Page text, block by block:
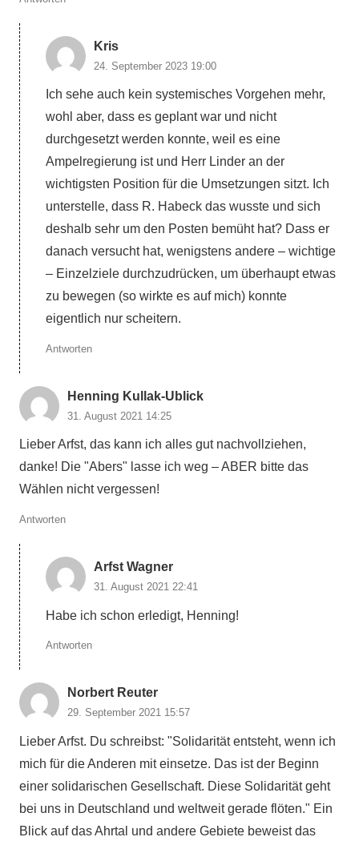
Kris
24. September 2023 19:00
Ich sehe auch kein systemisches Vorgehen mehr,
wohl aber, dass es geplant war und nicht
durchgesetzt werden konnte, weil es eine
Ampelregierung ist und Herr Linder an der
wichtigsten Position für die Umsetzungen sitzt. Ich
unterstelle, dass R. Habeck das wusste und sich
deshalb sehr um den Posten bemüht hat? Dass er
danach versucht hat, wenigstens andere – wichtige
– Einzelziele durchzudrücken, um überhaupt etwas
zu bewegen (so wirkte es auf mich) konnte
eigentlich nur scheitern.
Antworten
Henning Kullak-Ublick
31. August 2021 14:25
Lieber Arfst, das kann ich alles gut nachvollziehen,
danke! Die "Abers" lasse ich weg – ABER bitte das
Wählen nicht vergessen!
Antworten
Arfst Wagner
31. August 2021 22:41
Habe ich schon erledigt, Henning!
Antworten
Norbert Reuter
29. September 2021 15:57
Lieber Arfst. Du schreibst: "Solidarität entsteht, wenn ich
mich für die Anderen mit einsetze. Das ist der Beginn
einer solidarischen Gesellschaft. Diese Solidarität geht
bei uns in Deutschland und weltweit gerade flöten." Ein
Blick auf das Ahrtal und andere Gebiete beweist das